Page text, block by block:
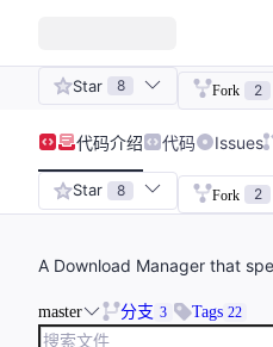
Star 8 Fork 2
代码介绍 代码 Issues
Star 8 Fork 2
A Download Manager that
master 分支 3 Tags 22